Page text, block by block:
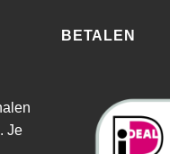
Je
BETALEN